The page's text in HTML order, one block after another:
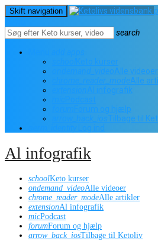
Skift navigation
search
Keto kurser
ondemand_videoAlle videoer
chrome_reader_modeAlle
Al infografik
Forum og hjælp
arrow_back_iosTilbage til
Log ind
Al infografik
schoolKeto kurser
ondemand_videoAlle videoer
chrome_reader_modeAlle artikler
extensionAl infografik
micPodcast
forumForum og hjælp
arrow_back_iosTilbage til Ketoliv